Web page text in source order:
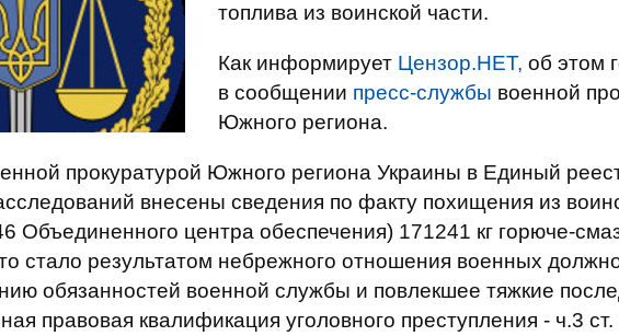
топлива из воинской части.
Как информирует Цензор.НЕТ, об этом
в сообщении пресс-службы военной
Южного региона.
прокуратурой Южного региона Украины в Единый
внесены сведения по факту похищения из
Объединенного центра обеспечения) 171241 кг горюче-
стало результатом небрежного отношения военных
обязанностей военной службы и повлекшее тяжкие
правовая квалификация уголовного преступления - ч.3